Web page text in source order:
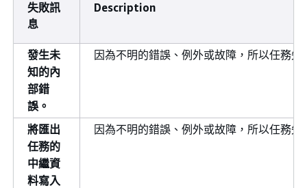
失敗訊
息
Description
發生未
知的內
部錯
誤。
因為不明的錯誤、例外或故障，所以任務失
將匯出
任務的
中繼資
料寫入
因為不明的錯誤、例外或故障，所以任務失